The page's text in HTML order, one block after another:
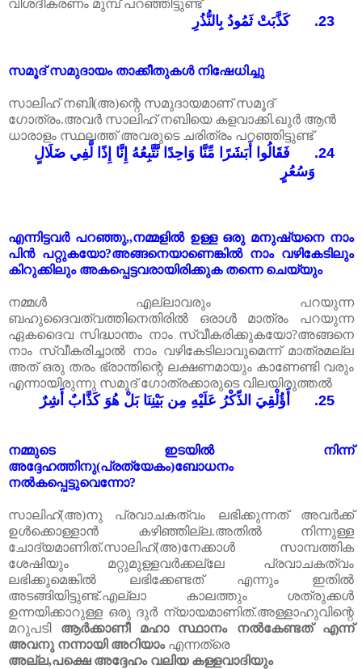
വിശദീകരണം മുമ്പ് പറഞ്ഞിട്ടുണ്ട്
23. كَذَّبَتْ ثَمُودُ بِالنُّذُرِ
സമൂദ് സമുദായം താക്കീതുകൾ നിഷേധിച്ചു
സാലിഹ് നബി(അ)ന്റെ സമുദായമാണ് സമൂദ്
ഗോത്രം.അവർ സാലിഹ് നബിയെ കളവാക്കി.ഖുർ ആൻ
ധാരാളം സ്ഥലത്ത് അവരുടെ ചരിത്രം പറഞ്ഞിട്ടുണ്ട്
24.
فَقَالُوا أَبَشَرًا مِّنَّا وَاحِدًا نَّتَّبِعُهُ إِنَّا إِذًا لَّفِي ضَلَالٍ
وَسُعُرٍ
എന്നിട്ടവർ പറഞ്ഞു,,നമ്മളിൽ ഉള്ള ഒരു മനുഷ്യനെ നാം
പിൻ പറ്റുകയോ?അങ്ങനെയാണെങ്കിൽ നാം വഴികേടിലും
കിറുക്കിലും അകപ്പെട്ടവരായിരിക്കുക തന്നെ ചെയ്യും
നമ്മൾ എല്ലാവരും
പറയുന്ന
ബഹുദൈവത്വത്തിനെതിരിൽ
ഒരാൾ മാത്രം
പറയുന്ന
ഏകദൈവ സിദ്ധാന്തം നാം സ്വീകരിക്കുകയോ?അങ്ങനെ
നാം സ്വീകരിച്ചാൽ നാം വഴികേടിലാവുമെന്ന് മാത്രമല്ല
അത് ഒരു തരം ഭ്രാന്തിന്റെ ലക്ഷണമായും കാണേണ്ടി വരും
എന്നായിരുന്നു സമൂദ് ഗോത്രക്കാരുടെ വിലയിരുത്തൽ
25. أَؤُلْقِيَ الذِّكْرُ عَلَيْهِ مِن بَيْنِنَا بَلْ هُوَ كَذَّابٌ أَشِرٌ
നമ്മുടെ ഇടയിൽ
നിന്ന്
അദ്ദേഹത്തിനു(പ്രത്യേകം)ബോധനം
നൽകപ്പെട്ടുവെന്നോ?
സാലിഹ്(അ)നു പ്രവാചകത്വം ലഭിക്കുന്നത്
അവർക്ക്
ഉൾക്കൊള്ളാൻ
കഴിഞ്ഞില്ല.അതിൽ
നിന്നുള്ള
ചോദ്യമാണിത്.സാലിഹ്(അ)നേക്കാൾ
സാമ്പത്തിക
ശേഷിയും
മറ്റുമുള്ളവർക്കല്ലേ
പ്രവാചകത്വം
ലഭിക്കുമെങ്കിൽ
ലഭിക്കേണ്ടത് എന്നും
ഇതിൽ
അടങ്ങിയിട്ടുണ്ട്.എല്ലാ കാലത്തും
ശത്രുക്കൾ
ഉന്നയിക്കാറുള്ള ഒരു ദുർ ന്യായമാണിത്.അള്ളാഹുവിന്റെ
മറുപടി
ആർക്കാണീ മഹാ സ്ഥാനം നൽകേണ്ടത്
എന്ന്
അവനു നന്നായി അറിയാം എന്നത്രെ
അല്ല,പക്ഷെ അദ്ദേഹം വലിയ കള്ളവാദിയും